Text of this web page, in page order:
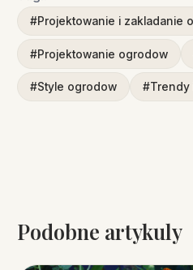
#Projektowanie i zakladanie
#Projektowanie ogrodow
#Style ogrodow #Trendy
Podobne artykuly